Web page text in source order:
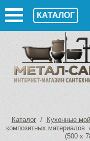
КАТАЛОГ
Каталог/ Кухонные
композитных материалов/
(500 х